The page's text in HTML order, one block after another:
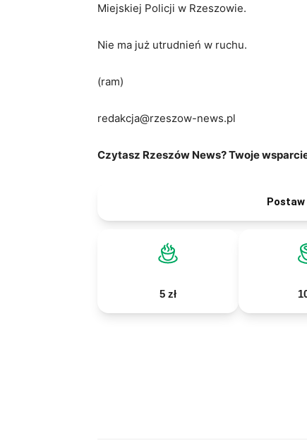
Miejskiej Policji w Rzeszowie.
Nie ma już utrudnień w ruchu.
(ram)
redakcja@rzeszow-news.pl
Czytasz Rzeszów News? Twoje
Postaw
5 zł